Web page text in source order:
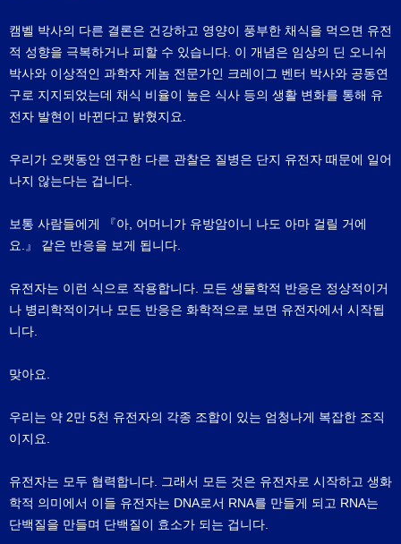
캠벨 박사의 다른 결론은 건강하고 영양이 풍부한 채식을 먹으면 유전
적 성향을 극복하거나 피할 수 있습니다. 이 개념은 임상의 딘 오니쉬
박사와 이상적인 과학자 게놈 전문가인 크레이그 벤터 박사와 공동연
구로 지지되었는데 채식 비율이 높은 식사 등의 생활 변화를 통해 유
전자 발현이 바뀐다고 밝혔지요.
우리가 오랫동안 연구한 다른 관찰은 질병은 단지 유전자 때문에 일어
나지 않는다는 겁니다.
보통 사람들에게 『아, 어머니가 유방암이니 나도 아마 걸릴 거에
요.』 같은 반응을 보게 됩니다.
유전자는 이런 식으로 작용합니다. 모든 생물학적 반응은 정상적이거
나 병리학적이거나 모든 반응은 화학적으로 보면 유전자에서 시작됩
니다.
맞아요.
우리는 약 2만 5천 유전자의 각종 조합이 있는 엄청나게 복잡한 조직
이지요.
유전자는 모두 협력합니다. 그래서 모든 것은 유전자로 시작하고 생화
학적 의미에서 이들 유전자는 DNA로서 RNA를 만들게 되고 RNA는
단백질을 만들며 단백질이 효소가 되는 겁니다.